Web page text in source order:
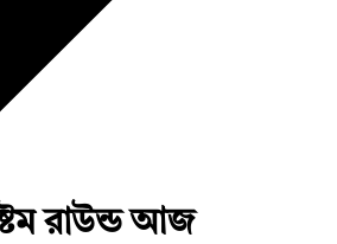
রাউন্ড আজ